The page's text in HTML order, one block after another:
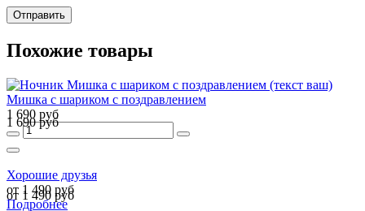
Отправить
Похожие товары
Мишка с шариком с поздравлением
1 690 руб
1 690 руб
Хорошие друзья
от 1 490 руб
от 1 490 руб
Подробнее